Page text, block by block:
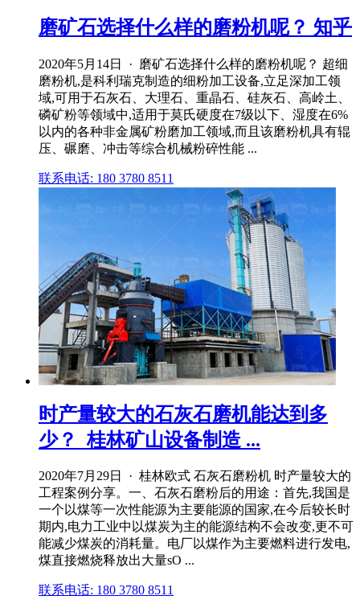
磨矿石选择什么样的磨粉机呢？ 知乎
2020年5月14日 · 磨矿石选择什么样的磨粉机呢？ 超细
磨粉机,是科利瑞克制造的细粉加工设备,立足深加工领
域,可用于石灰石、大理石、重晶石、硅灰石、高岭土、
磷矿粉等领域中,适用于莫氏硬度在7级以下、湿度在6%
以内的各种非金属矿粉磨加工领域,而且该磨粉机具有辊
压、碾磨、冲击等综合机械粉碎性能 ...
联系电话: 180 3780 8511
时产量较大的石灰石磨机能达到多
少？_桂林矿山设备制造 ...
2020年7月29日 · 桂林欧式 石灰石磨粉机 时产量较大的
工程案例分享。一、石灰石磨粉后的用途：首先,我国是
一个以煤等一次性能源为主要能源的国家,在今后较长时
期内,电力工业中以煤炭为主的能源结构不会改变,更不可
能减少煤炭的消耗量。电厂以煤作为主要燃料进行发电,
煤直接燃烧释放出大量sO ...
联系电话: 180 3780 8511